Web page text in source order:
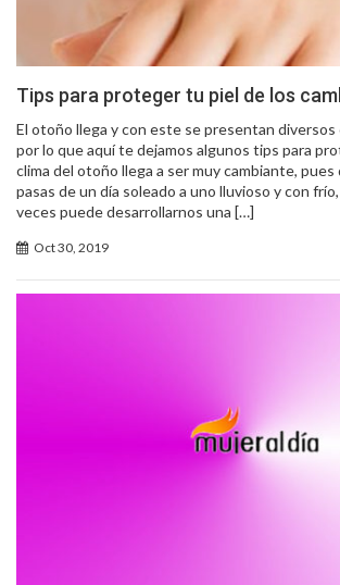
Tips para proteger tu piel de los
El otoño llega y con este se presentan diversos
por lo que aquí te dejamos algunos tips para
clima del otoño llega a ser muy cambiante,
pasas de un día soleado a uno lluvioso y con
veces puede desarrollarnos una […]
Oct 30, 2019